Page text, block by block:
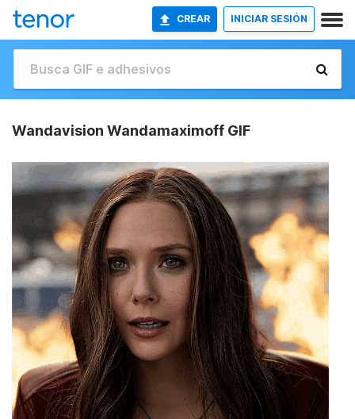
CREAR INICIAR SESIÓN
Wandavision Wandamaximoff GIF